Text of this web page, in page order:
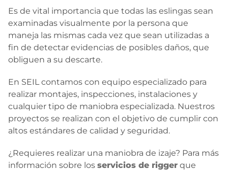
Es de vital importancia que todas las eslingas sean
examinadas visualmente por la persona que
maneja las mismas cada vez que sean utilizadas a
fin de detectar evidencias de posibles daños, que
obliguen a su descarte.
En SEIL contamos con equipo especializado para
realizar montajes, inspecciones, instalaciones y
cualquier tipo de maniobra especializada. Nuestros
proyectos se realizan con el objetivo de cumplir con
altos estándares de calidad y seguridad.
¿Requieres realizar una maniobra de izaje? Para más
información sobre los servicios de rigger que